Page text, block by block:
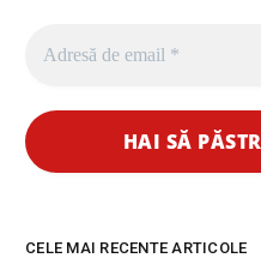
CELE MAI RECENTE ARTICOLE